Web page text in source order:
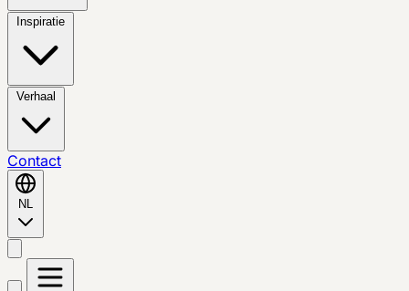
Inspiratie
Verhaal
Contact
NL